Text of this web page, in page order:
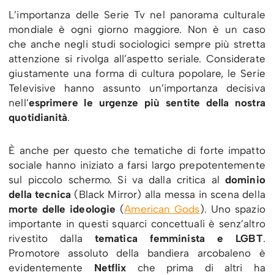
L’importanza delle Serie Tv nel panorama culturale
mondiale è ogni giorno maggiore. Non è un caso
che anche negli studi sociologici sempre più stretta
attenzione si rivolga all’aspetto seriale. Considerate
giustamente una forma di cultura popolare, le Serie
Televisive hanno assunto un’importanza decisiva
nell’esprimere le urgenze più sentite della nostra
quotidianità.
È anche per questo che tematiche di forte impatto
sociale hanno iniziato a farsi largo prepotentemente
sul piccolo schermo. Si va dalla critica aldominio
della tecnica (Black Mirror) alla messa in scena della
morte delle ideologie (American Gods). Uno spazio
importante in questi squarci concettuali è senz’altro
rivestito dalla tematica femminista e LGBT.
Promotore assoluto della bandiera arcobaleno è
evidentemente Netflix che prima di altri ha